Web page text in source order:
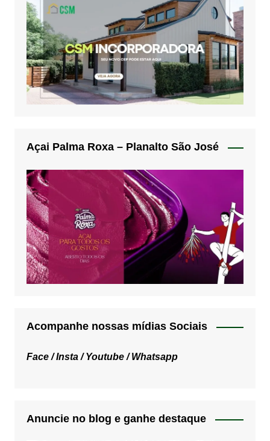
Açai Palma Roxa – Planalto São José
Acompanhe nossas mídias Sociais
Face /Insta /Youtube /Whatsapp
Anuncie no blog e ganhe destaque